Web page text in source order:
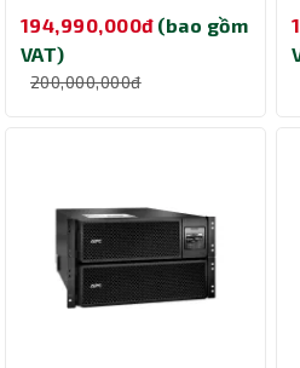
194,990,000đ (bao gồm
VAT)
200,000,000đ